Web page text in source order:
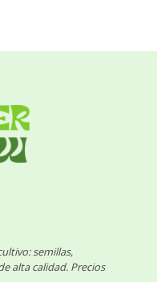
semillas,
alta calidad. Precios